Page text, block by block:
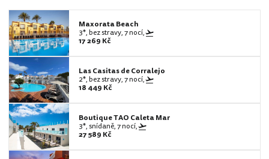
Maxorata Beach
3*, bez stravy, 7 nocí,
17 269 Kč
Las Casitas de Corralejo
2*, bez stravy, 7 nocí,
18 449 Kč
Boutique TAO Caleta Mar
3*, snídaně, 7 nocí,
27 589 Kč